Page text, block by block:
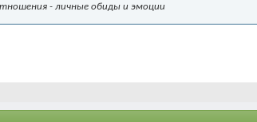
- личные обиды и эмоции